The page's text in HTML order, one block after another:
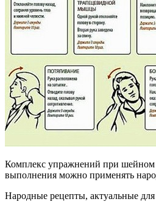
Комплекс упражнений при шейном
выполнения можно применять
Народные рецепты, актуальные для